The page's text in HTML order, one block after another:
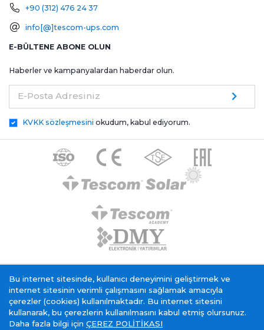
+90 (312) 476 24 37
info[@]tescom-ups.com
E-BÜLTENE ABONE OLUN
Haberler ve kampanyalardan haberdar olun.
E-Posta Adresiniz
KVKK sözleşmesini okudum, kabul ediyorum.
Tescom Elektronik KVKK Genel Aydınlatma Metni
Çerez Politikası
Bilgi Toplumu Hizmeti
Bu internet sitesinde, kullanıcı deneyimini geliştirmek ve
internet sitesinin verimli çalışmasını sağlamak amacıyla
çerezler (cookies) kullanılmaktadır. Bu internet sitesini
kullanarak, bu çerezlerin kullanılmasını kabul etmiş olursunuz.
Daha fazla bilgi için ÇEREZ POLİTİKASI